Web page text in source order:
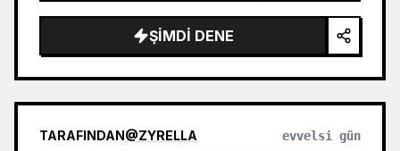
ŞIMDI DENE
TARAFINDAN@ZYRELLA evvelsi gün